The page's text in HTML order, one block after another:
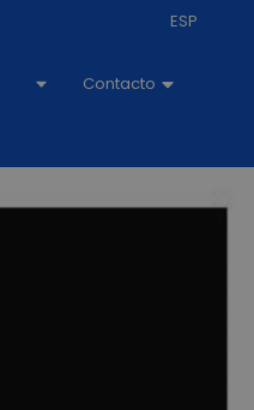
Contacto
ESP